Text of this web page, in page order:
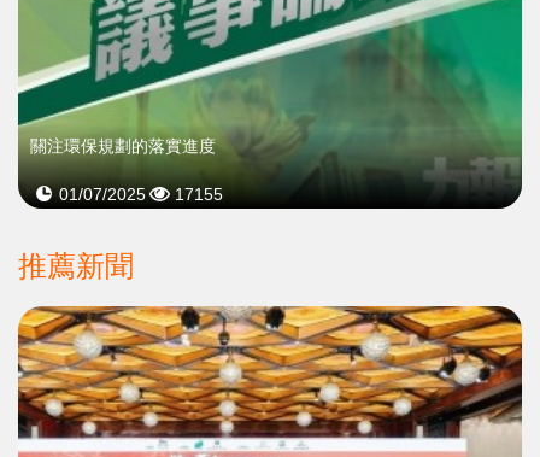
關注環保規劃的落實進度
01/07/2025 17155
推薦新聞